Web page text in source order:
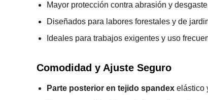
Mayor protección contra abrasión y
Diseñados para labores forestales y de
Ideales para trabajos exigentes y uso
Comodidad y Ajuste Seguro
Parte posterior en tejido spandex elástico